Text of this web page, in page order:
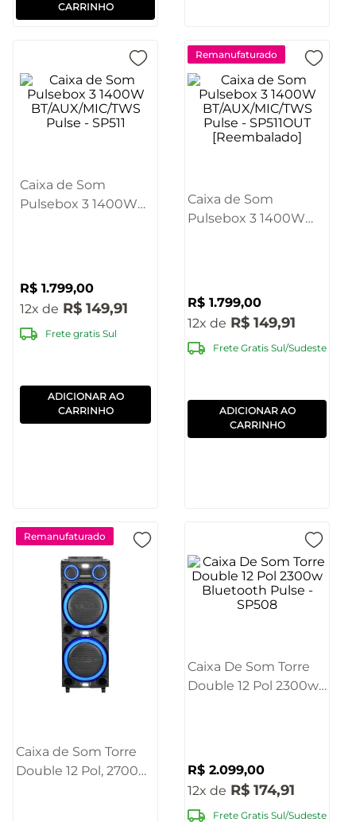
CARRINHO
Caixa de Som
Pulsebox 3 1400W
R$ 1.799,00
12
R$ 149,91
Frete gratis Sul
ADICIONAR AO
CARRINHO
Remanufaturado
Caixa de Som
Pulsebox 3 1400W
R$ 1.799,00
12
R$ 149,91
Frete Gratis Sul/Sudeste
ADICIONAR AO
CARRINHO
Remanufaturado
Caixa de Som Torre
Double 12 Pol, 2700W
Caixa De Som Torre
Double 12 Pol 2300w
R$ 2.099,00
12
R$ 174,91
Frete Gratis Sul/Sudeste